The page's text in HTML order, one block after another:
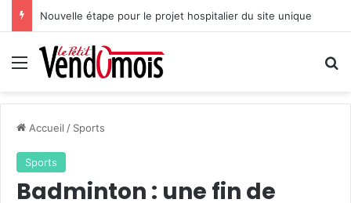
Nouvelle étape pour le projet hospitalier du site unique
Menu
Accueil / Sports
Sports
Badminton : une fin de